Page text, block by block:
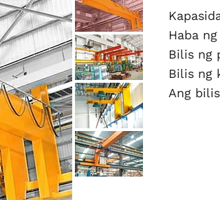
Haba
Bilis ng
Bilis ng
Ang